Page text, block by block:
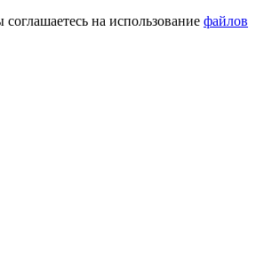
соглашаетесь на использование файлов